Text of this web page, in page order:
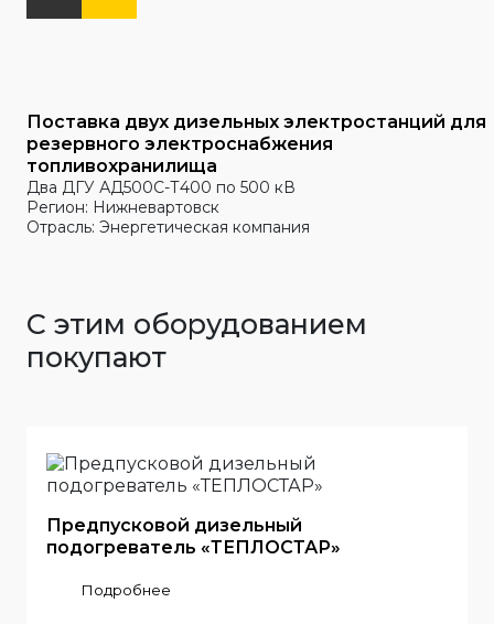
Поставка двух дизельных электростанций для
резервного электроснабжения
топливохранилища
Два ДГУ АД500С-Т400 по 500 кВ
Регион: Нижневартовск
Отрасль: Энергетическая компания
С этим оборудованием
покупают
Предпусковой дизельный
подогреватель «ТЕПЛОСТАР»
Подробнее